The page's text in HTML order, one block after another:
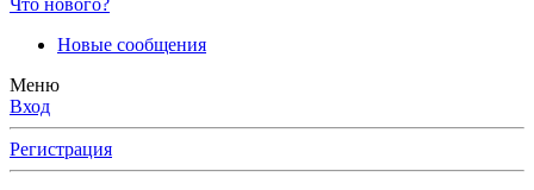
Что нового?
Новые сообщения
Меню
Вход
Регистрация